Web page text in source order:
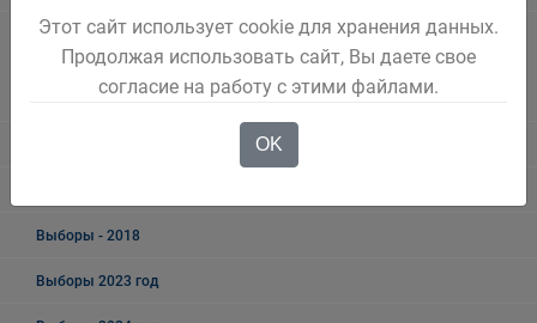
Информация о результатах проверок результативности
(экономности и эффективности) использования средств бюджета
Беловского городского округа
Выборы - 2018
Выборы 2023 год
Этот сайт использует cookie для хранения данных.
Продолжая использовать сайт, Вы даете свое
согласие на работу с этими файлами.
OK